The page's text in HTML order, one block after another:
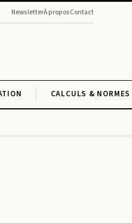
NewsletterÀ proposContact
CALCULS &